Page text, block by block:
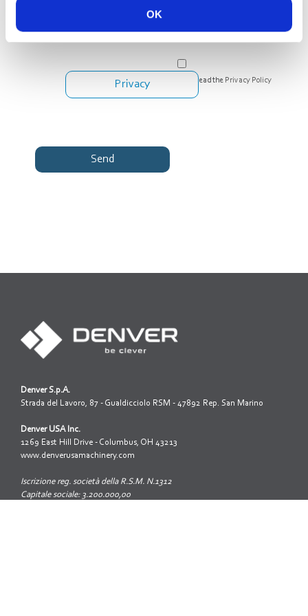
OK
I have read the Privacy Policy
Privacy
Denver S.p.A.
Strada del Lavoro, 87 - Gualdicciolo RSM - 47892 Rep. San Marino
Denver USA Inc.
1269 East Hill Drive - Columbus, OH 43213
www.denverusamachinery.com
Iscrizione reg. società della R.S.M. N.1312
Capitale sociale: 3.200.000,00